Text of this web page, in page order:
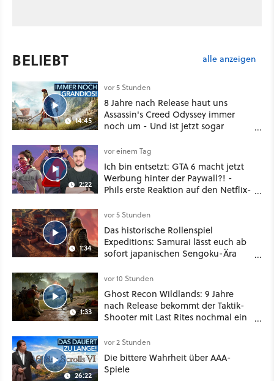
BELIEBT alle anzeigen
14:45
vor 5 Stunden
8 Jahre nach Release haut uns
Assassin's Creed Odyssey immer
noch um - Und ist jetzt sogar
2:22
vor einem Tag
Ich bin entsetzt: GTA 6 macht jetzt
Werbung hinter der Paywall?! -
Phils erste Reaktion auf den Netflix-
1:34
vor 5 Stunden
Das historische Rollenspiel
Expeditions: Samurai lässt euch ab
sofort japanischen Sengoku-Ära
oder Diplomatie
1:33
vor 10 Stunden
Ghost Recon Wildlands: 9 Jahre
nach Release bekommt der Taktik-
Shooter mit Last Rites nochmal ein
26:22
vor 2 Stunden
Die bittere Wahrheit über AAA-
Spiele